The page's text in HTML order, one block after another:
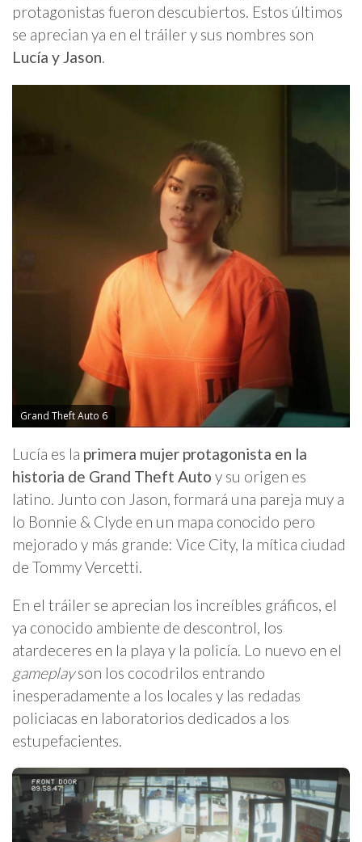
protagonistas fueron descubiertos. Estos últimos
se aprecian ya en el tráiler y sus nombres son
Lucía y Jason.
Grand Theft Auto 6
Lucía es la primera mujer protagonista en la
historia de Grand Theft Auto y su origen es
latino. Junto con Jason, formará una pareja muy a
lo Bonnie & Clyde en un mapa conocido pero
mejorado y más grande: Vice City, la mítica ciudad
de Tommy Vercetti.
En el tráiler se aprecian los increíbles gráficos, el
ya conocido ambiente de descontrol, los
atardeceres en la playa y la policía. Lo nuevo en el
gameplayson los cocodrilos entrando
inesperadamente a los locales y las redadas
policiacas en laboratorios dedicados a los
estupefacientes.